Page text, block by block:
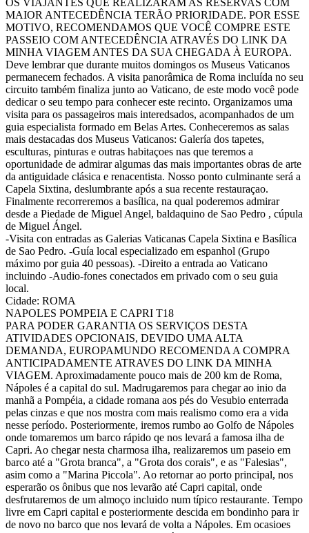
MAIOR ANTECEDÊNCIA TERÃO PRIORIDADE. POR ESSE
MOTIVO, RECOMENDAMOS QUE VOCÊ COMPRE ESTE
PASSEIO COM ANTECEDÊNCIA ATRAVÉS DO LINK DA
MINHA VIAGEM ANTES DA SUA CHEGADA À EUROPA.
Deve lembrar que durante muitos domingos os Museus Vaticanos
permanecem fechados. A visita panorâmica de Roma incluída no seu
circuito também finaliza junto ao Vaticano, de este modo você pode
dedicar o seu tempo para conhecer este recinto. Organizamos uma
visita para os passageiros mais interedsados, acompanhados de um
guia especialista formado em Belas Artes. Conheceremos as salas
mais destacadas dos Museus Vaticanos: Galería dos tapetes,
esculturas, pinturas e outras habitaçoes nas que teremos a
oportunidade de admirar algumas das mais importantes obras de arte
da antiguidade clásica e renacentista. Nosso ponto culminante será a
Capela Sixtina, deslumbrante após a sua recente restauraçao.
Finalmente recorreremos a basílica, na qual poderemos admirar
desde a Piedade de Miguel Angel, baldaquino de Sao Pedro , cúpula
de Miguel Ángel.
-Visita con entradas as Galerias Vaticanas Capela Sixtina e Basílica
de Sao Pedro. -Guía local especializado em espanhol (Grupo
máximo por guia 40 pessoas). -Direito a entrada ao Vaticano
incluindo -Audio-fones conectados em privado com o seu guia
local.
Cidade: ROMA
NAPOLES POMPEIA E CAPRI T18
PARA PODER GARANTIA OS SERVIÇOS DESTA
ATIVIDADES OPCIONAIS, DEVIDO UMA ALTA
DEMANDA, EUROPAMUNDO RECOMENDA A COMPRA
ANTICIPADAMENTE ATRAVES DO LINK DA MINHA
VIAGEM. Aproximadamente pouco mais de 200 km de Roma,
Nápoles é a capital do sul. Madrugaremos para chegar ao inio da
manhã a Pompéia, a cidade romana aos pés do Vesubio enterrada
pelas cinzas e que nos mostra com mais realismo como era a vida
nesse período. Posteriormente, iremos rumbo ao Golfo de Nápoles
onde tomaremos um barco rápido qe nos levará a famosa ilha de
Capri. Ao chegar nesta charmosa ilha, realizaremos um paseio em
barco até a "Grota branca", a "Grota dos corais", e as "Falesias",
asim como a "Marina Piccola". Ao retornar ao porto principal, nos
esperarão os ônibus que nos levarão até Capri capital, onde
desfrutaremos de um almoço incluido num típico restaurante. Tempo
livre em Capri capital e posteriormente descida em bondinho para ir
de novo no barco que nos levará de volta a Nápoles. Em ocasioes